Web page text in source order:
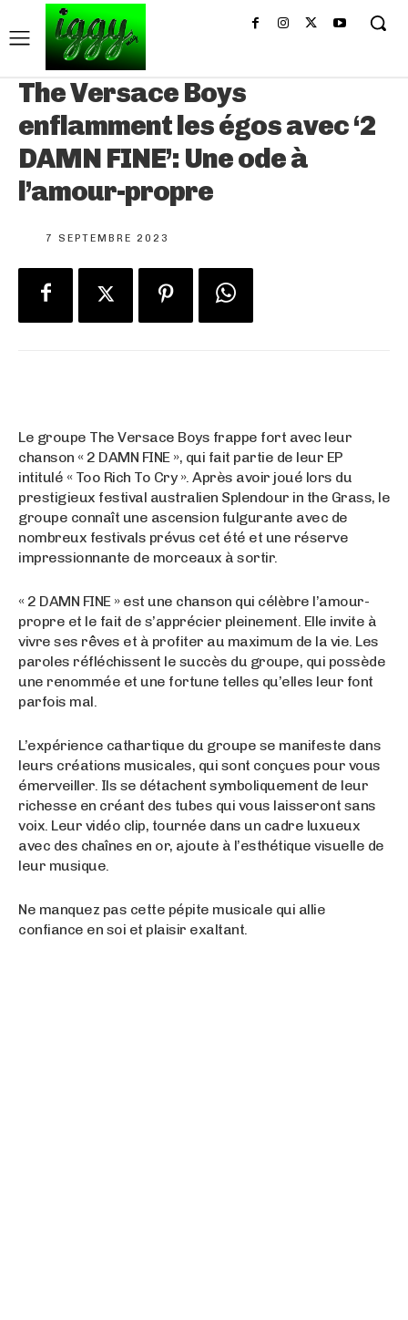
The Versace Boys
enflamment les égos avec ‘2
DAMN FINE’: Une ode à
l’amour-propre
7 SEPTEMBRE 2023
Le groupe The Versace Boys frappe fort avec leur
chanson « 2 DAMN FINE », qui fait partie de leur EP
intitulé « Too Rich To Cry ». Après avoir joué lors du
prestigieux festival australien Splendour in the Grass, le
groupe connaît une ascension fulgurante avec de
nombreux festivals prévus cet été et une réserve
impressionnante de morceaux à sortir.
« 2 DAMN FINE » est une chanson qui célèbre l’amour-
propre et le fait de s’apprécier pleinement. Elle invite à
vivre ses rêves et à profiter au maximum de la vie. Les
paroles réfléchissent le succès du groupe, qui possède
une renommée et une fortune telles qu’elles leur font
parfois mal.
L’expérience cathartique du groupe se manifeste dans
leurs créations musicales, qui sont conçues pour vous
émerveiller. Ils se détachent symboliquement de leur
richesse en créant des tubes qui vous laisseront sans
voix. Leur vidéo clip, tournée dans un cadre luxueux
avec des chaînes en or, ajoute à l’esthétique visuelle de
leur musique.
Ne manquez pas cette pépite musicale qui allie
confiance en soi et plaisir exaltant.